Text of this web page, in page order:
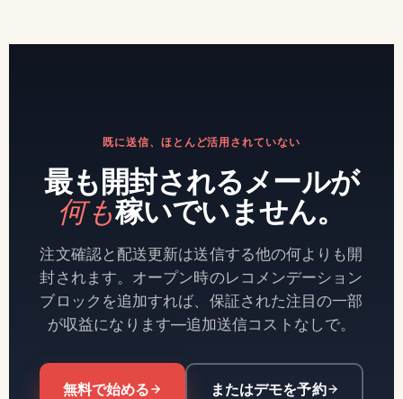
既に送信、ほとんど活用されていない
最も開封されるメールが
何も稼いでいません。
注文確認と配送更新は送信する他の何よりも開
封されます。オープン時のレコメンデーション
ブロックを追加すれば、保証された注目の一部
が収益になります—追加送信コストなしで。
無料で始める またはデモを予約